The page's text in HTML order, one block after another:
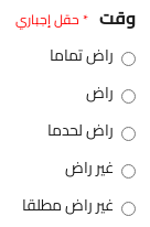
وقت * حقل إجباري
راض تماما
راض
راض لحدما
غير راض
غير راض مطلقا